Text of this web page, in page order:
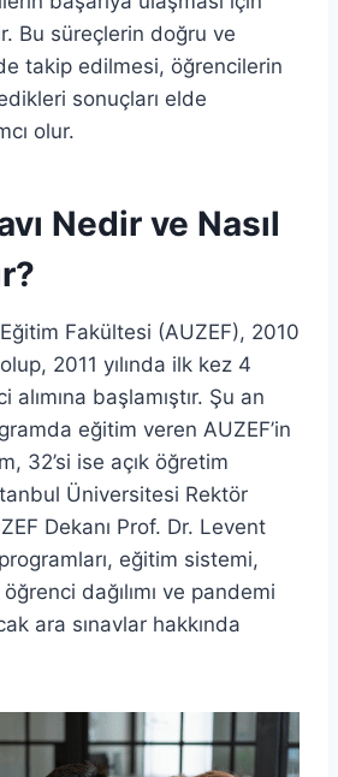
Bu süreçlerin doğru ve
takip edilmesi, öğrencilerin
sonuçları elde
olur.
Nedir ve Nasıl
Fakültesi (AUZEF), 2010
2011 yılında ilk kez 4
başlamıştır. Şu an
eğitim veren AUZEF’in
32’si ise açık öğretim
Üniversitesi Rektör
Dekanı Prof. Dr. Levent
eğitim sistemi,
dağılımı ve pandemi
ara sınavlar hakkında